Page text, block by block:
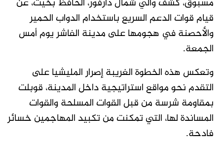
مسبوق، كشف والي شمال دارفور، الحافظ بخيت، عن
قيام قوات الدعم السريع باستخدام الدواب الحمير
والأحصنة في هجومها على مدينة الفاشر يوم أمس
الجمعة.
وتعكس هذه الخطوة الغريبة إصرار المليشيا على
التقدم نحو مواقع استراتيجية داخل المدينة، قوبلت
بمقاومة شرسة من قبل القوات المسلحة والقوات
المساندة لها، التي تمكنت من تكبيد المهاجمين خسائر
فادحة.